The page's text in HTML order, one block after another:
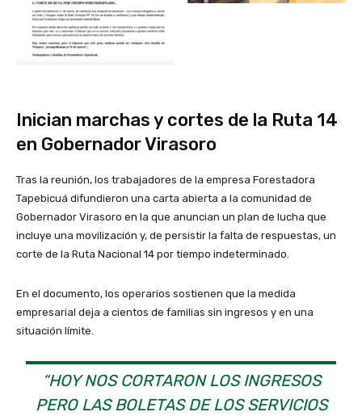
Inician marchas y cortes de la Ruta 14
en Gobernador Virasoro
Tras la reunión, los trabajadores de la empresa Forestadora
Tapebicuá difundieron una carta abierta a la comunidad de
Gobernador Virasoro en la que anuncian un plan de lucha que
incluye una movilización y, de persistir la falta de respuestas, un
corte de la Ruta Nacional 14 por tiempo indeterminado.
En el documento, los operarios sostienen que la medida
empresarial deja a cientos de familias sin ingresos y en una
situación límite.
“HOY NOS CORTARON LOS INGRESOS
PERO LAS BOLETAS DE LOS SERVICIOS